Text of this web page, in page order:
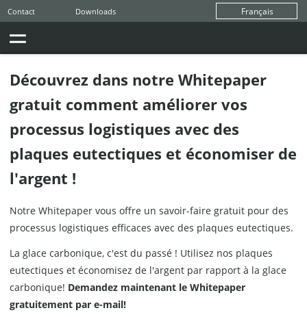
Découvrez dans notre Whitepaper
gratuit comment améliorer vos
processus logistiques avec des
plaques eutectiques et économiser de
l'argent !
Notre Whitepaper vous offre un savoir-faire gratuit pour des
processus logistiques efficaces avec des plaques eutectiques.
La glace carbonique, c'est du passé ! Utilisez nos plaques
eutectiques et économisez de l'argent par rapport à la glace
carbonique! Demandez maintenant le Whitepaper
gratuitement par e-mail!
Contact Downloads Français